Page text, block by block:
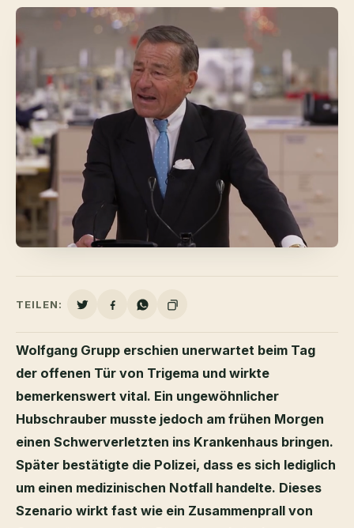
TEILEN:
Wolfgang Grupp erschien unerwartet beim Tag
der offenen Tür von Trigema und wirkte
bemerkenswert vital. Ein ungewöhnlicher
Hubschrauber musste jedoch am frühen Morgen
einen Schwerverletzten ins Krankenhaus bringen.
Später bestätigte die Polizei, dass es sich lediglich
um einen medizinischen Notfall handelte. Dieses
Szenario wirkt fast wie ein Zusammenprall von